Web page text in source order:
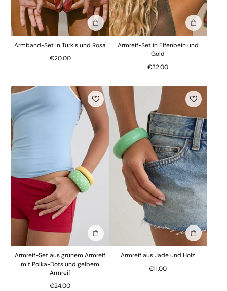
In die Tasche stecken
Armband-Set in Türkis und Rosa
€20.00
In die
Armreif-Set in Elfenbein und
Gold
€32.00
In die Tasche stecken
Armreif-Set aus grünem Armreif
mit Polka-Dots und gelbem
Armreif
€24.00
In die
Armreif aus Jade und Holz
€11.00